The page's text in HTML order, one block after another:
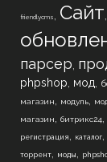
friendlycms , Сайт,
парсер,
phpshop, мод,
магазин, модуль,
магазин, битрикс24,
регистрация , каталог,
торрент, моды ,